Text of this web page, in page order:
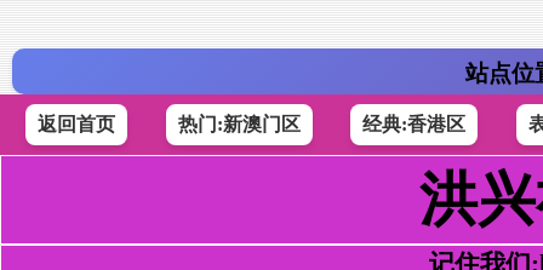
站点位
返回首页 热门:新澳门区 经典:香港区
洪
记住我们